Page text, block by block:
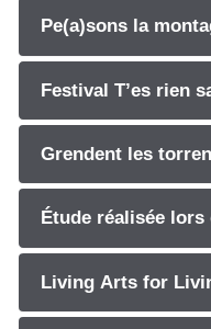
Pe(a)sons la
Festival T’es rien
Grendent les
Étude réalisée
Living Arts for